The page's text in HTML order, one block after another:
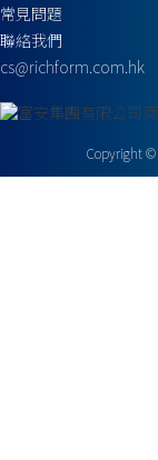
常見問題
聯絡我們
cs@richform.com.hk
Copyright ©